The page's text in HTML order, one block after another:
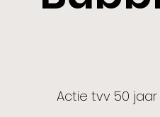
Actie tvv 50 jaar